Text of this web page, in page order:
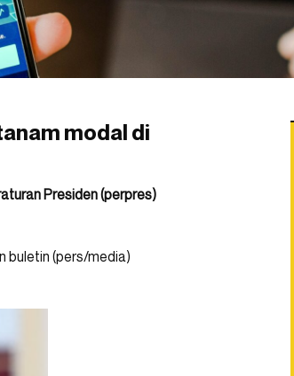
modal di
Presiden (perpres)
buletin (pers/media)